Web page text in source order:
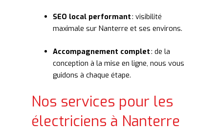
SEO local performant: visibilité
maximale sur Nanterre et ses environs.
Accompagnement complet: de la
conception à la mise en ligne, nous vous
guidons à chaque étape.
Nos services pour les
électriciens à Nanterre